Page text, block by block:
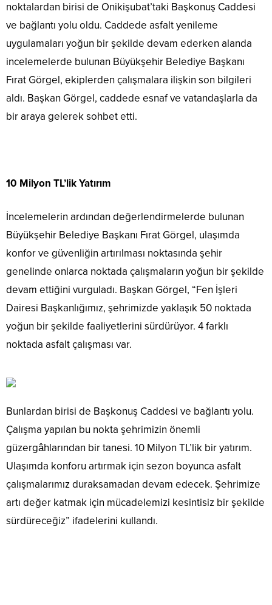
noktalardan birisi de Onikişubat’taki Başkonuş Caddesi
ve bağlantı yolu oldu. Caddede asfalt yenileme
uygulamaları yoğun bir şekilde devam ederken alanda
incelemelerde bulunan Büyükşehir Belediye Başkanı
Fırat Görgel, ekiplerden çalışmalara ilişkin son bilgileri
aldı. Başkan Görgel, caddede esnaf ve vatandaşlarla da
bir araya gelerek sohbet etti.
10 Milyon TL’lik Yatırım
İncelemelerin ardından değerlendirmelerde bulunan
Büyükşehir Belediye Başkanı Fırat Görgel, ulaşımda
konfor ve güvenliğin artırılması noktasında şehir
genelinde onlarca noktada çalışmaların yoğun bir şekilde
devam ettiğini vurguladı. Başkan Görgel, “Fen İşleri
Dairesi Başkanlığımız, şehrimizde yaklaşık 50 noktada
yoğun bir şekilde faaliyetlerini sürdürüyor. 4 farklı
noktada asfalt çalışması var.
Bunlardan birisi de Başkonuş Caddesi ve bağlantı yolu.
Çalışma yapılan bu nokta şehrimizin önemli
güzergâhlarından bir tanesi. 10 Milyon TL’lik bir yatırım.
Ulaşımda konforu artırmak için sezon boyunca asfalt
çalışmalarımız duraksamadan devam edecek. Şehrimize
artı değer katmak için mücadelemizi kesintisiz bir şekilde
sürdüreceğiz” ifadelerini kullandı.